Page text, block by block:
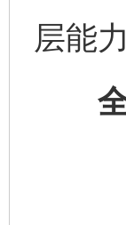
层能
全